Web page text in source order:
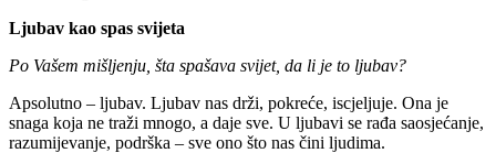
Ljubav kao spas svijeta
Po Vašem mišljenju, šta spašava svijet, da li je to ljubav?
Apsolutno – ljubav. Ljubav nas drži, pokreće, iscjeljuje. Ona je
snaga koja ne traži mnogo, a daje sve. U ljubavi se rađa saosjećanje,
razumijevanje, podrška – sve ono što nas čini ljudima.